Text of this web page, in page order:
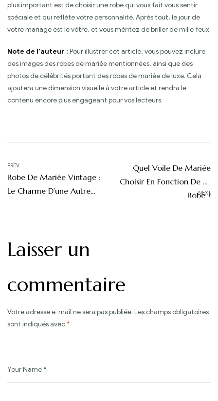
plus important est de choisir une robe qui vous fait vous sentir
spéciale et qui reflète votre personnalité. Après tout, le jour de
votre mariage est le vôtre, et vous méritez de briller de mille feux.
Note de l’auteur : Pour illustrer cet article, vous pouvez inclure
des images des robes de mariée mentionnées, ainsi que des
photos de célébrités portant des robes de mariée de luxe. Cela
ajoutera une dimension visuelle à votre article et rendra le
contenu encore plus engageant pour vos lecteurs.
Navigation
de
PREV
Robe De Mariée Vintage :
Le Charme D’une Autre
NEXT
Quel Voile De Mariée
Choisir En Fonction De Sa
Robe ?
Laisser un
commentaire
Votre adresse e-mail ne sera pas publiée. Les champs obligatoires
sont indiqués avec *